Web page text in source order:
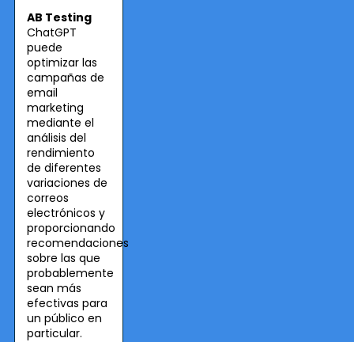
AB Testing
ChatGPT
puede
optimizar las
campañas de
email
marketing
mediante el
análisis del
rendimiento
de diferentes
variaciones de
correos
electrónicos y
proporcionando
recomendaciones
sobre las que
probablemente
sean más
efectivas para
un público en
particular.